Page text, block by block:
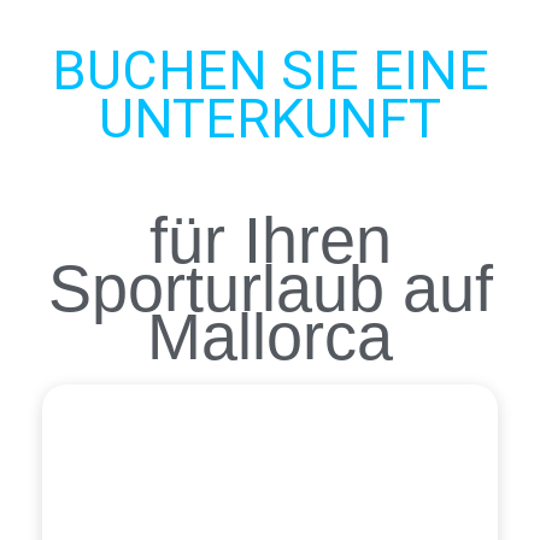
BUCHEN SIE EINE
UNTERKUNFT
für Ihren
Sporturlaub auf
Mallorca